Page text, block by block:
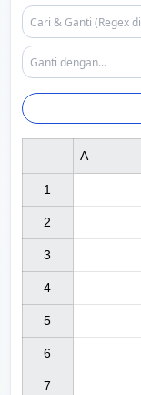
1
2
3
4
5
6
7
A